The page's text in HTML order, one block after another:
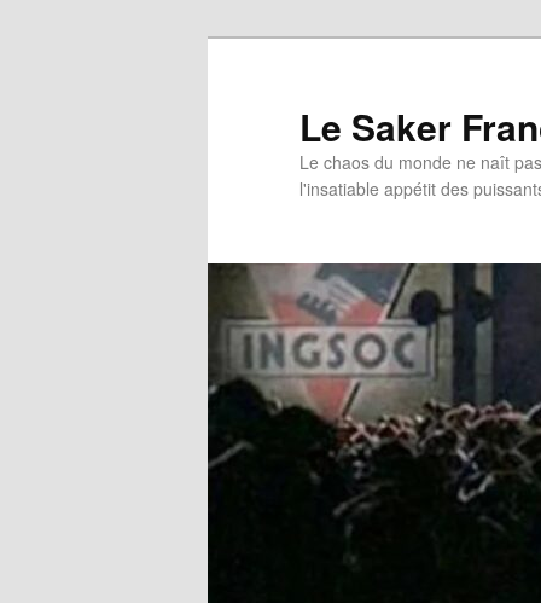
Le Saker
Le chaos du monde ne naît
l'insatiable appétit des